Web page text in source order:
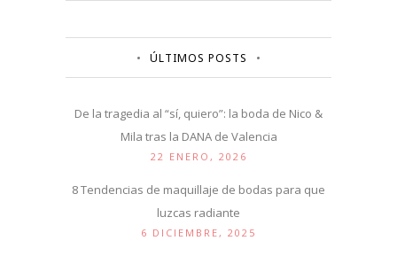
ÚLTIMOS POSTS
De la tragedia al “sí, quiero”: la boda de Nico &
Mila tras la DANA de Valencia
22 ENERO, 2026
8 Tendencias de maquillaje de bodas para que
luzcas radiante
6 DICIEMBRE, 2025